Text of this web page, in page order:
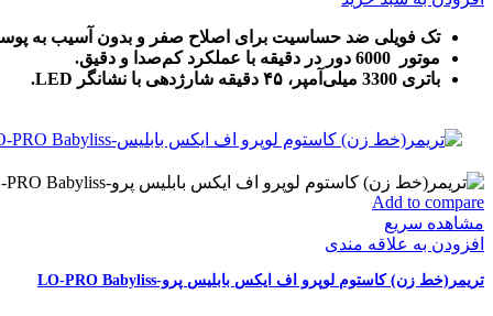
تک فویلی ضد حساسیت برای اصلاح صفر و بدون آسیب به
موتور 6000 دور در دقیقه با عملکرد کم‌صدا و دقیق.
باتری 3300 میلی‌آمپر، ۴۵ دقیقه شارژدهی با نشانگر LED.
Add to compare
مشاهده سریع
افزودن به علاقه مندی
تریمر(خط زن) کاستوم لوپرو اف ایکس بابلیس پرو-LO-PRO Babyliss